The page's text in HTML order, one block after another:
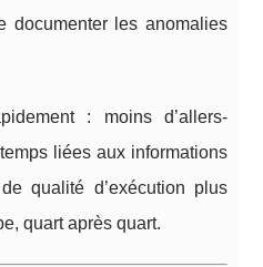
documenter les anomalies
: moins d’allers-
liées aux informations
qualité d’exécution plus
quart après quart.